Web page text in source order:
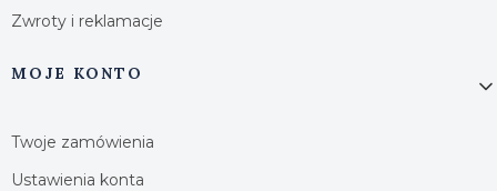
Zwroty i reklamacje
MOJE KONTO
Twoje zamówienia
Ustawienia konta